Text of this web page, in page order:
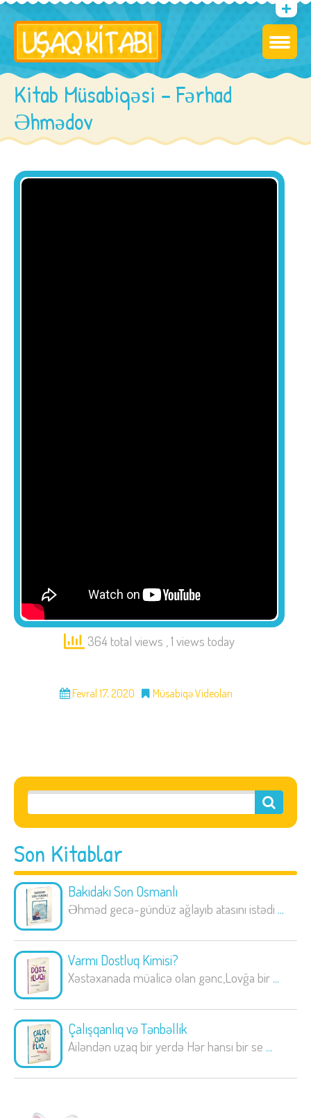
Kitab Müsabiqəsi – Fərhad
Əhmədov
Son Kitablar
Bakıdakı Son Osmanlı
Əhməd gecə-gündüz ağlayıb atasını istədi ...
Varmı Dostluq Kimisi?
Xəstəxanada müalicə olan gənc,Lovğa bir ...
Çalışqanlıq və Tənbəllik
Ailəndən uzaq bir yerdə Hər hansı bir se ...
364 total views , 1 views today
Fevral 17, 2020 Müsabiqə Videoları